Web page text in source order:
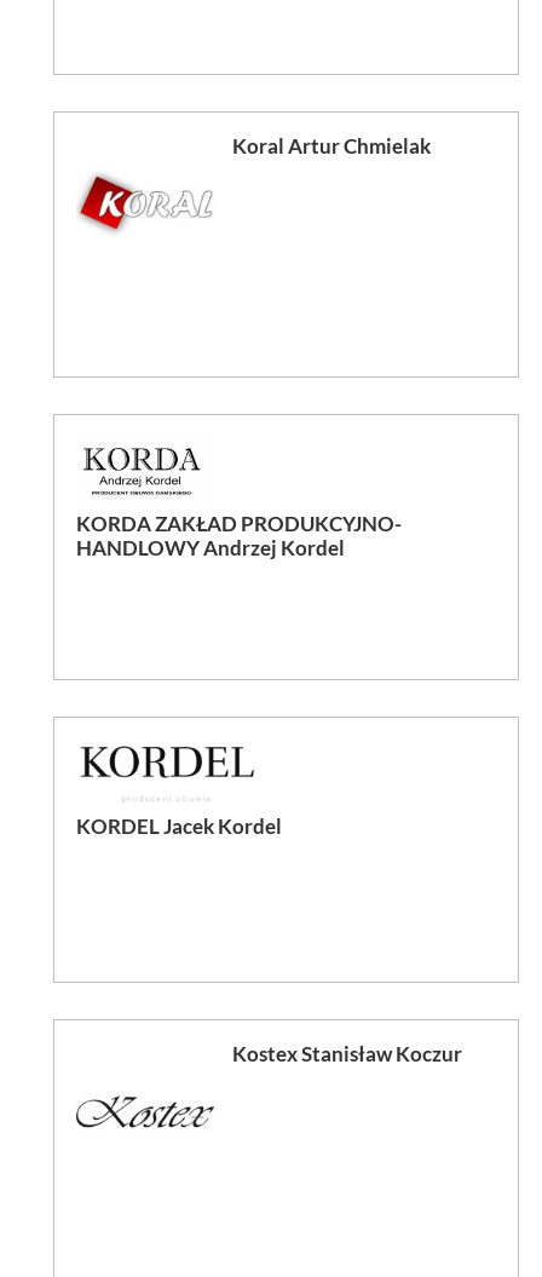
Koral Artur Chmielak
KORDA ZAKŁAD PRODUKCYJNO-
HANDLOWY Andrzej Kordel
KORDEL Jacek Kordel
Kostex Stanisław Koczur